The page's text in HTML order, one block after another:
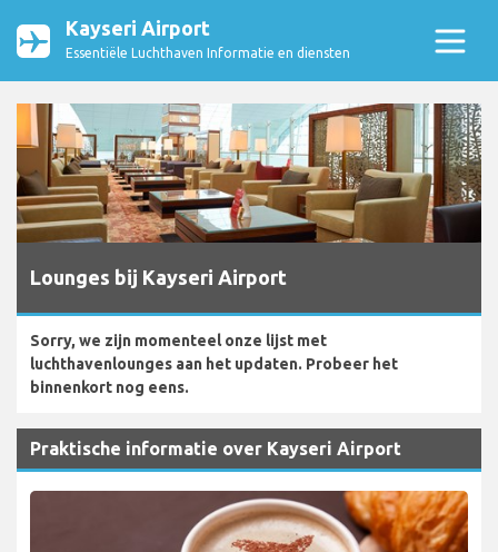
Kayseri Airport
Essentiële Luchthaven Informatie en diensten
Lounges bij Kayseri Airport
Sorry, we zijn momenteel onze lijst met
luchthavenlounges aan het updaten. Probeer het
binnenkort nog eens.
Praktische informatie over Kayseri Airport